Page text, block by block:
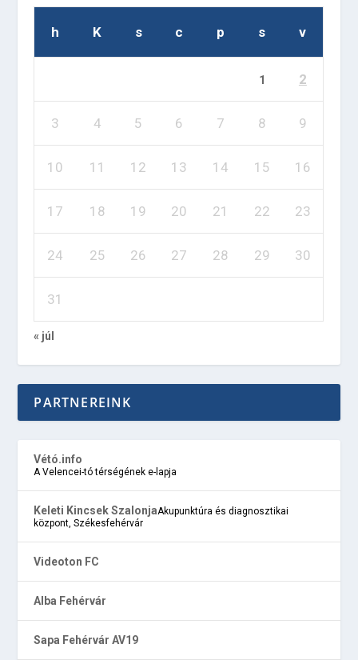
h K s c p s v
1 2
3 4 5 6 7 8 9
10 11 12 13 14 15 16
17 18 19 20 21 22 23
24 25 26 27 28 29 30
31
« júl
PARTNEREINK
Vétó.info
A Velencei-tó térségének e-lapja
Keleti Kincsek SzalonjaAkupunktúra és diagnosztikai
központ, Székesfehérvár
Videoton FC
Alba Fehérvár
Sapa Fehérvár AV19